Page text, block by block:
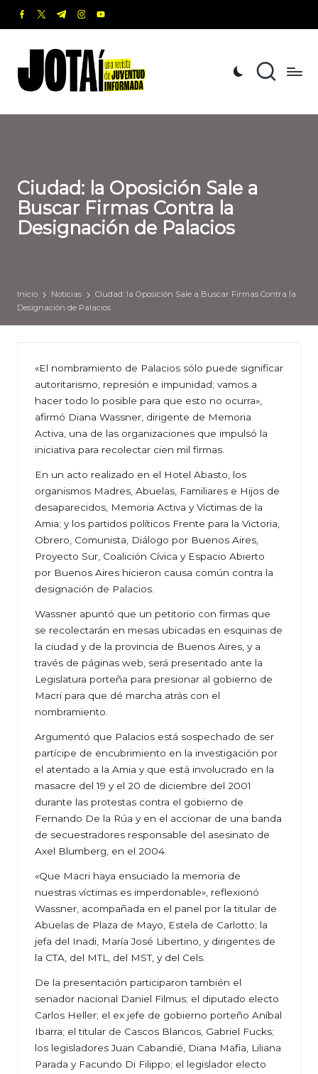
Saltar
contenido
facebook.com
twitter.com
t.me instagram.com
youtube.com
o
t
revista
de
Informada
Ciudad: la Oposición Sale a
Buscar Firmas Contra la
Designación de Palacios
Inicio Noticias
Ciudad: la Oposición Sale a Buscar Firmas Contra la
Designación de Palacios
«El nombramiento de Palacios sólo puede significar
autoritarismo, represión e impunidad; vamos a
hacer todo lo posible para que esto no ocurra»,
afirmó Diana Wassner, dirigente de Memoria
Activa, una de las organizaciones que impulsó la
iniciativa para recolectar cien mil firmas.
En un acto realizado en el Hotel Abasto, los
organismos Madres, Abuelas, Familiares e Hijos de
desaparecidos, Memoria Activa y Víctimas de la
Amia; y los partidos políticos Frente para la Victoria,
Obrero, Comunista, Diálogo por Buenos Aires,
Proyecto Sur, Coalición Cívica y Espacio Abierto
por Buenos Aires hicieron causa común contra la
designación de Palacios.
Wassner apuntó que un petitorio con firmas que
se recolectarán en mesas ubicadas en esquinas de
la ciudad y de la provincia de Buenos Aires, y a
través de páginas web, será presentado ante la
Legislatura porteña para presionar al gobierno de
Macri para que dé marcha atrás con el
nombramiento.
Argumentó que Palacios está sospechado de ser
partícipe de encubrimiento en la investigación por
el atentado a la Amia y que está involucrado en la
masacre del 19 y el 20 de diciembre del 2001
durante las protestas contra el gobierno de
Fernando De la Rúa y en el accionar de una banda
de secuestradores responsable del asesinato de
Axel Blumberg, en el 2004.
«Que Macri haya ensuciado la memoria de
nuestras víctimas es imperdonable», reflexionó
Wassner, acompañada en el panel por la titular de
Abuelas de Plaza de Mayo, Estela de Carlotto; la
jefa del Inadi, María José Libertino, y dirigentes de
la CTA, del MTL, del MST, y del Cels.
De la presentación participaron también el
senador nacional Daniel Filmus; el diputado electo
Carlos Heller; el ex jefe de gobierno porteño Aníbal
Ibarra; el titular de Cascos Blancos, Gabriel Fucks;
los legisladores Juan Cabandié, Diana Mafia, Liliana
Parada y Facundo Di Filippo; el legislador electo